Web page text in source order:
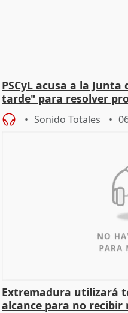
PSCyL acusa a la
tarde" para resolver
Sonido Totales
Extremadura utilizará
alcance para no recibir